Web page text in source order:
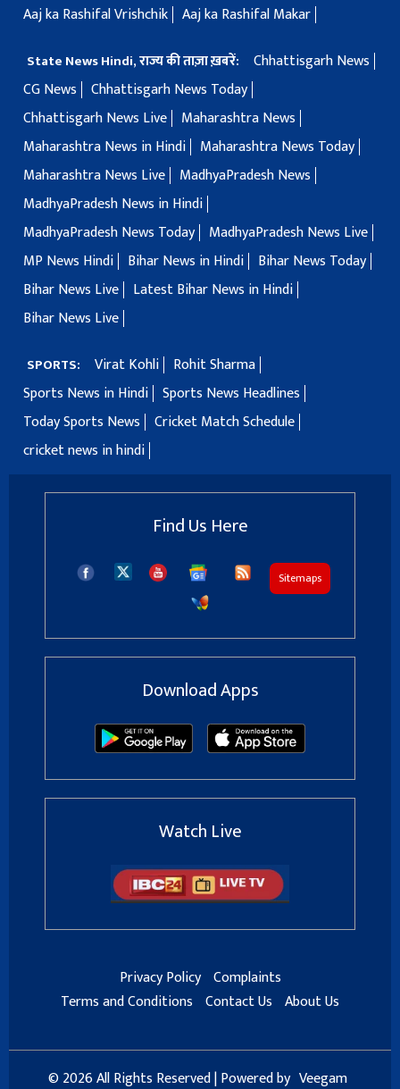
Aaj ka Rashifal Vrishchik Aaj ka Rashifal Makar
State News Hindi, राज्य की ताज़ा ख़बरें:
Chhattisgarh News
CG News
Chhattisgarh News Today
Chhattisgarh News Live
Maharashtra News
Maharashtra News in Hindi
Maharashtra News Today
Maharashtra News Live
MadhyaPradesh News
MadhyaPradesh News in Hindi
MadhyaPradesh News Today
MadhyaPradesh News Live
MP News Hindi
Bihar News in Hindi
Bihar News Today
Bihar News Live
Latest Bihar News in Hindi
Bihar News Live
SPORTS: Virat Kohli
Rohit Sharma
Sports News in Hindi Sports News Headlines
Today Sports News
Cricket Match Schedule
cricket news in hindi
Find Us Here
Sitemaps
Download Apps
Watch Live
Privacy Policy Complaints
Terms and Conditions Contact Us About Us
© 2026 All Rights Reserved | Powered by Veegam